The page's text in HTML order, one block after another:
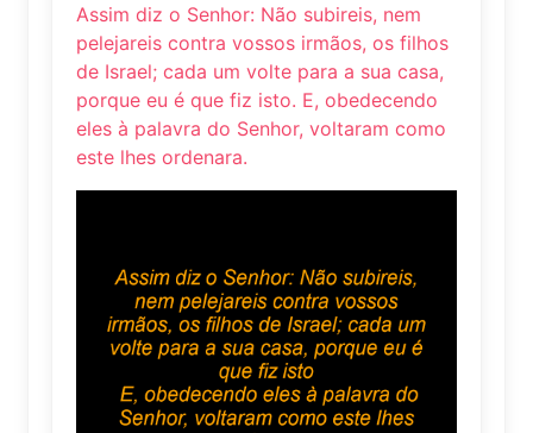
Assim diz o Senhor: Não subireis, nem
pelejareis contra vossos irmãos, os filhos
de Israel; cada um volte para a sua casa,
porque eu é que fiz isto. E, obedecendo
eles à palavra do Senhor, voltaram como
este lhes ordenara.